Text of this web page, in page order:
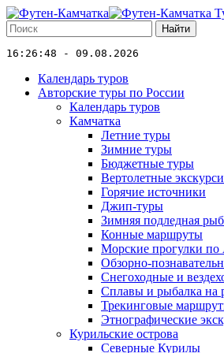
Найти
16:26:48 - 09.08.2026
Календарь туров
Авторские туры по России
Календарь туров
Камчатка
Летние туры
Зимние туры
Бюджетные туры
Вертолетные
Горячие источники
Джип-туры
Зимняя подледная
Конные маршруты
Морские прогулки по
Обзорно-
Снегоходные и
Сплавы и рыбалка на
Трекинговые
Этнографические
Курильские острова
Северные Курилы